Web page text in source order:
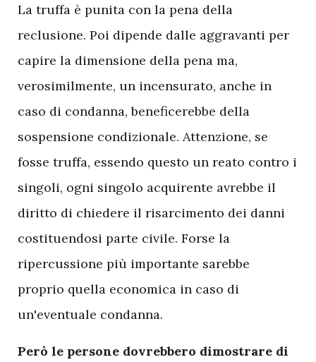
La truffa è punita con la pena della
reclusione. Poi dipende dalle aggravanti per
capire la dimensione della pena ma,
verosimilmente, un incensurato, anche in
caso di condanna, beneficerebbe della
sospensione condizionale. Attenzione, se
fosse truffa, essendo questo un reato contro i
singoli, ogni singolo acquirente avrebbe il
diritto di chiedere il risarcimento dei danni
costituendosi parte civile. Forse la
ripercussione più importante sarebbe
proprio quella economica in caso di
un'eventuale condanna.
Però le persone dovrebbero dimostrare di